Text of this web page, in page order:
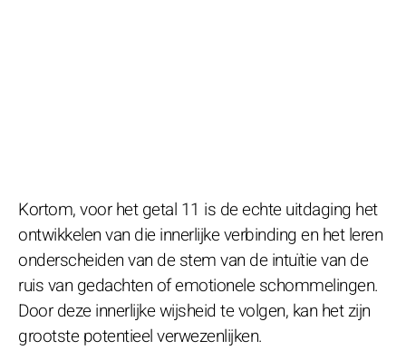
Kortom, voor het getal 11 is de echte uitdaging het
ontwikkelen van die innerlijke verbinding en het leren
onderscheiden van de stem van de intuïtie van de
ruis van gedachten of emotionele schommelingen.
Door deze innerlijke wijsheid te volgen, kan het zijn
grootste potentieel verwezenlijken.